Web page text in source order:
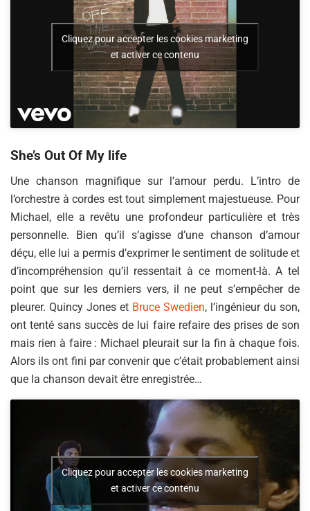
Cliquez pour accepter les cookies marketing
et activer ce contenu
She’s Out Of My life
Une chanson magnifique sur l’amour perdu. L’intro de
l’orchestre à cordes est tout simplement majestueuse. Pour
Michael, elle a revêtu une profondeur particulière et très
personnelle. Bien qu’il s’agisse d’une chanson d’amour
déçu, elle lui a permis d’exprimer le sentiment de solitude et
d’incompréhension qu’il ressentait à ce moment-là. A tel
point que sur les derniers vers, il ne peut s’empêcher de
pleurer. Quincy Jones et Bruce Swedien, l’ingénieur du son,
ont tenté sans succès de lui faire refaire des prises de son
mais rien à faire : Michael pleurait sur la fin à chaque fois.
Alors ils ont fini par convenir que c’était probablement ainsi
que la chanson devait être enregistrée…
Cliquez pour accepter les cookies marketing
et activer ce contenu